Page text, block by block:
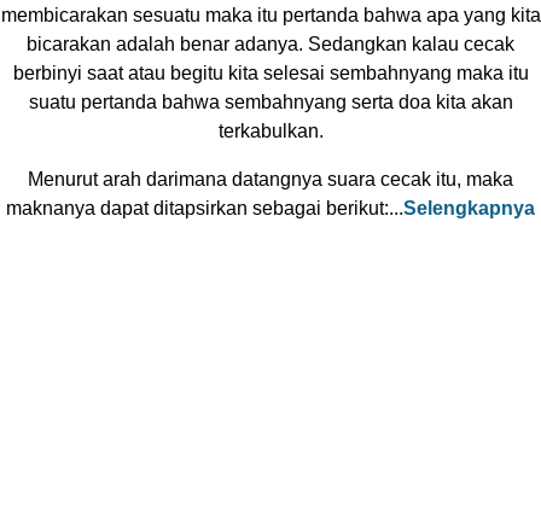
membicarakan sesuatu maka itu pertanda bahwa apa yang kita
bicarakan adalah benar adanya. Sedangkan kalau cecak
berbinyi saat atau begitu kita selesai sembahnyang maka itu
suatu pertanda bahwa sembahnyang serta doa kita akan
terkabulkan.
Menurut arah darimana datangnya suara cecak itu, maka
maknanya dapat ditapsirkan sebagai berikut:...Selengkapnya